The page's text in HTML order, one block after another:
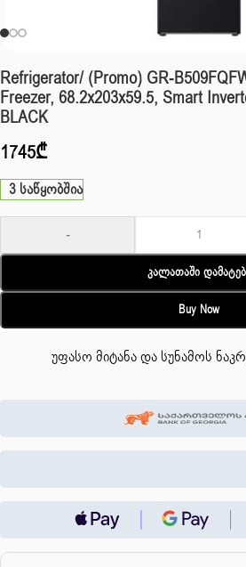
Refrigerator/ (Promo) GR-
Freezer, 68.2x203x59.5, Smart
BLACK
1745₾
3 საწყობშია
-
Კალათაში
Buy Now
უფასო მიტანა და სუნამოს